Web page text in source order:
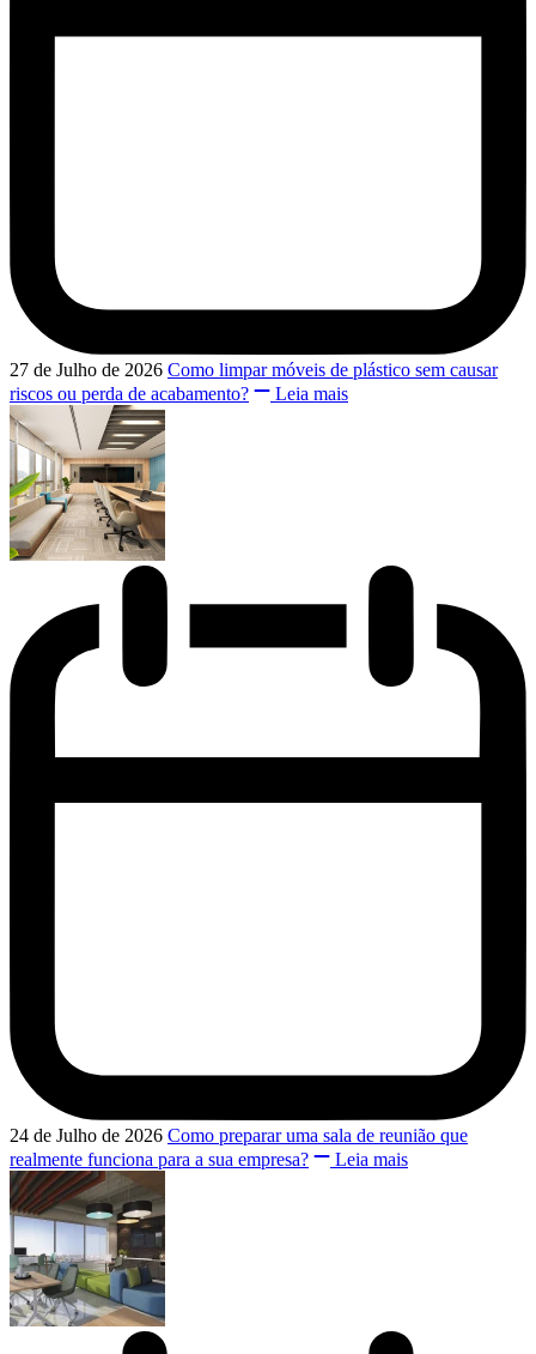
27 de Julho de 2026 Como limpar móveis de plástico sem causar
riscos ou perda de acabamento?
Leia mais
24 de Julho de 2026 Como preparar uma sala de reunião que
realmente funciona para a sua empresa?
Leia mais